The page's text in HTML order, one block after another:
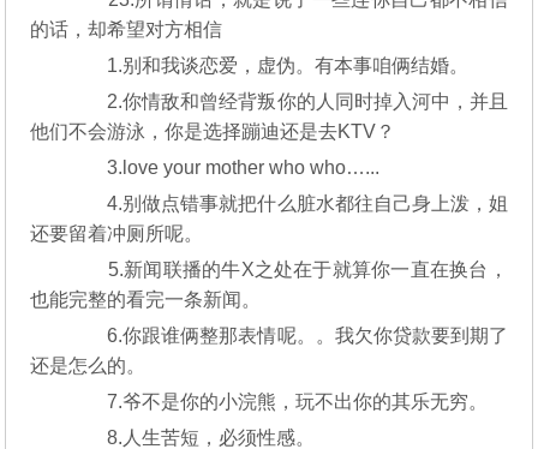
的话，却希望对方相信
1.别和我谈恋爱，虚伪。有本事咱俩结婚。
2.你情敌和曾经背叛你的人同时掉入河中，并且
他们不会游泳，你是选择蹦迪还是去KTV？
3.love your mother who who…...
4.别做点错事就把什么脏水都往自己身上泼，姐
还要留着冲厕所呢。
5.新闻联播的牛X之处在于就算你一直在换台，
也能完整的看完一条新闻。
6.你跟谁俩整那表情呢。。我欠你贷款要到期了
还是怎么的。
7.爷不是你的小浣熊，玩不出你的其乐无穷。
8.人生苦短，必须性感。